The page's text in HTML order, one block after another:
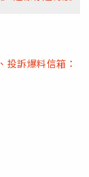
、投訴爆料信箱：